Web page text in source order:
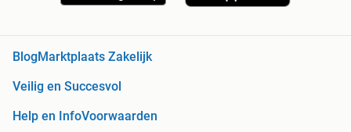
BlogMarktplaats Zakelijk
Veilig en Succesvol
Help en InfoVoorwaarden